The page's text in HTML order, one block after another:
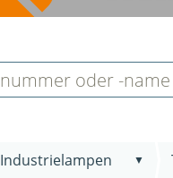
Industrielampen ▼